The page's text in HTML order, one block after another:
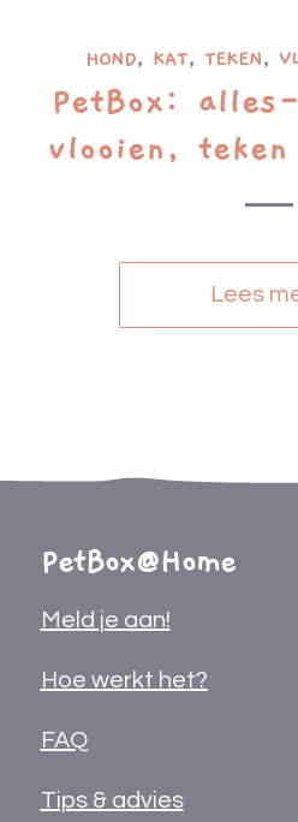
HOND, KAT,TEKEN,
PetBox:
vlooien, teken
Lees
PetBox@Home
Meld je aan!
Hoe werkt het?
FAQ
Tips & advies